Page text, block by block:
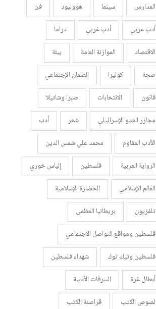
المدارس
سينما هووليود
فن
أدب عربي
أدب غربي
دراما
الاقتصاد
الموازنة العامة
بيئة
صحة
كوليرا
الضمان الإجتماعي
قانون
الانتخابات
صبرا وشاتيلا
مجازر العدو الإسرائيلي
شعر
أدب
الأدب المقاوم
محمد علي شمس الدين
الرواية العربية
فلسطين
إلياس خوري
العالم الإسلامي
الحضارة الإسلامية
تلفزيون
بريطانيا العظمى
فلسطين ومواقع التواصل الاجتماعي
فلسطين وتيك توك
شهداء فلسطين
أبطال غزة
السرقات الأدبية
لصوص الكتب
قراصنة الكتب